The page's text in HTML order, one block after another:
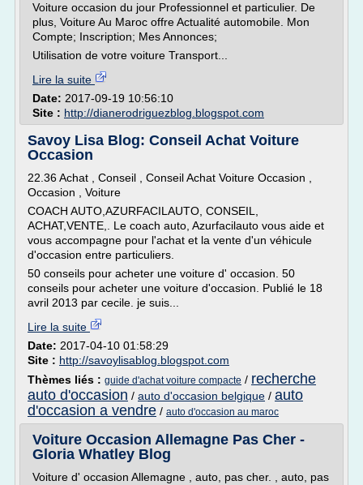
Voiture occasion du jour Professionnel et particulier. De
plus, Voiture Au Maroc offre Actualité automobile. Mon
Compte; Inscription; Mes Annonces;
Utilisation de votre voiture Transport...
Lire la suite
Date: 2017-09-19 10:56:10
Site : http://dianerodriguezblog.blogspot.com
Savoy Lisa Blog: Conseil Achat Voiture
Occasion
22.36 Achat , Conseil , Conseil Achat Voiture Occasion ,
Occasion , Voiture
COACH AUTO,AZURFACILAUTO, CONSEIL,
ACHAT,VENTE,. Le coach auto, Azurfacilauto vous aide et
vous accompagne pour l'achat et la vente d'un véhicule
d'occasion entre particuliers.
50 conseils pour acheter une voiture d' occasion. 50
conseils pour acheter une voiture d'occasion. Publié le 18
avril 2013 par cecile. je suis...
Lire la suite
Date: 2017-04-10 01:58:29
Site : http://savoylisablog.blogspot.com
Thèmes liés : guide d'achat voiture compacte / recherche
auto d'occasion / auto d'occasion belgique / auto
d'occasion a vendre / auto d'occasion au maroc
Voiture Occasion Allemagne Pas Cher -
Gloria Whatley Blog
Voiture d' occasion Allemagne , auto, pas cher. , auto, pas